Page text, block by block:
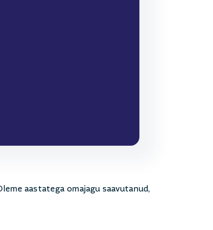
aastatega omajagu saavutanud,